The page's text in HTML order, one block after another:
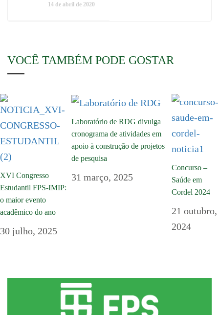
14 de abril de 2020
VOCÊ TAMBÉM PODE GOSTAR
XVI Congresso
Estudantil FPS-IMIP:
o maior evento
acadêmico do ano
30 julho, 2025
Laboratório de RDG divulga
cronograma de atividades em
apoio à construção de projetos
de pesquisa
31 março, 2025
Concurso –
Saúde em
Cordel 2024
21 outubro,
2024